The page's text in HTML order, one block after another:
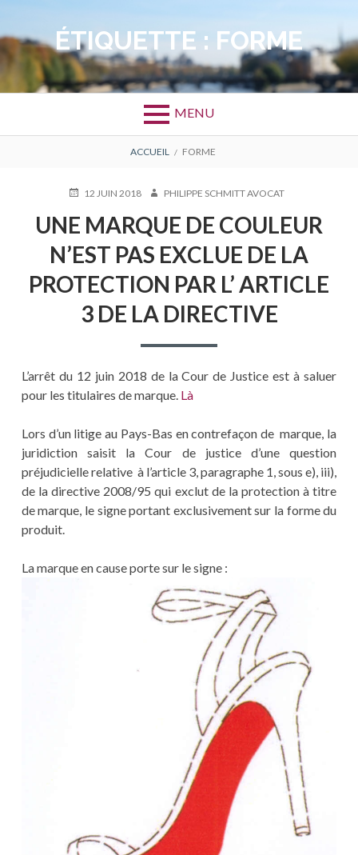
contenu
ÉTIQUETTE : FORME
MENU
D'ARIANE
ACCUEIL FORME
PUBLIÉ12 JUIN 2018 AUTEURPHILIPPE SCHMITT AVOCAT
UNE MARQUE DE COULEUR
N’EST PAS EXCLUE DE LA
PROTECTION PAR L’ ARTICLE
3 DE LA DIRECTIVE
L’arrêt du 12 juin 2018 de la Cour de Justice est à saluer
pour les titulaires de marque. Là
Lors d’un litige au Pays-Bas en contrefaçon de marque, la
juridiction saisit la Cour de justice d’une question
préjudicielle relative à l’article 3, paragraphe 1, sous e), iii),
de la directive 2008/95 qui exclut de la protection à titre
de marque, le signe portant exclusivement sur la forme du
produit.
La marque en cause porte sur le signe :